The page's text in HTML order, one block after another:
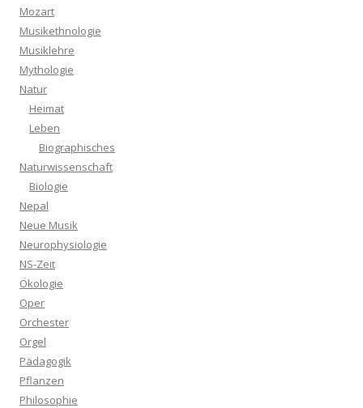
Mozart
Musikethnologie
Musiklehre
Mythologie
Natur
Heimat
Leben
Biographisches
Naturwissenschaft
Biologie
Nepal
Neue Musik
Neurophysiologie
NS-Zeit
Ökologie
Oper
Orchester
Orgel
Pädagogik
Pflanzen
Philosophie